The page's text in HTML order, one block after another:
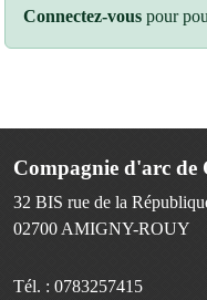
Connectez-vous pour
Compagnie d'arc de
32 BIS rue de la
02700 AMIGNY-ROUY
Tél. : 0783257415